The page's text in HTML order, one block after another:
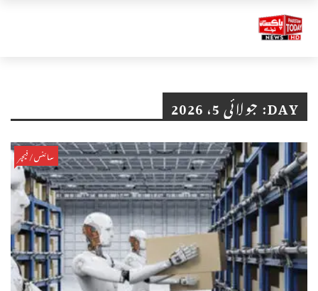
DAY: جولائی 5، 2026
سائنس/فیچر